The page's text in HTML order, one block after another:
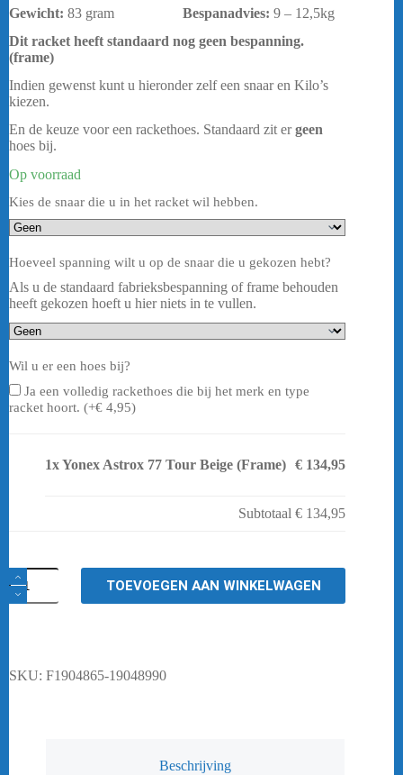
Gewicht: 83 gram Bespanadvies: 9 – 12,5kg
Dit racket heeft standaard nog geen bespanning.
(frame)
Indien gewenst kunt u hieronder zelf een snaar en Kilo’s
kiezen.
En de keuze voor een rackethoes. Standaard zit ergeen
hoes bij.
Op voorraad
Kies de snaar die u in het racket wil hebben.
Hoeveel spanning wilt u op de snaar die u gekozen hebt?
Als u de standaard fabrieksbespanning of frame behouden
heeft gekozen hoeft u hier niets in te vullen.
Wil u er een hoes bij?
Ja een volledig rackethoes die bij het merk en type
racket hoort. (+€ 4,95)
1xYonex Astrox 77 Tour Beige (Frame) € 134,95
Subtotaal€ 134,95
Yonex
Astrox
77
TOEVOEGEN AAN WINKELWAGEN
SKU: F1904865-19048990
Beschrijving